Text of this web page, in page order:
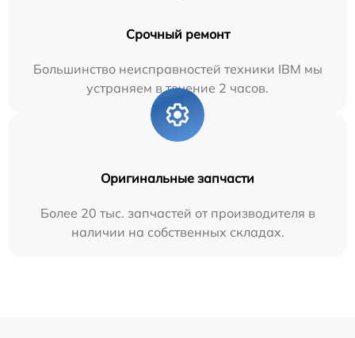
Срочный ремонт
Большинство неисправностей техники IBM мы
устраняем в течение 2 часов.
Оригинальные запчасти
Более 20 тыс. запчастей от производителя в
наличии на собственных складах.